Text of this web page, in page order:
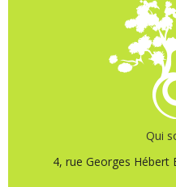
Qui
4, rue Georges Hébert